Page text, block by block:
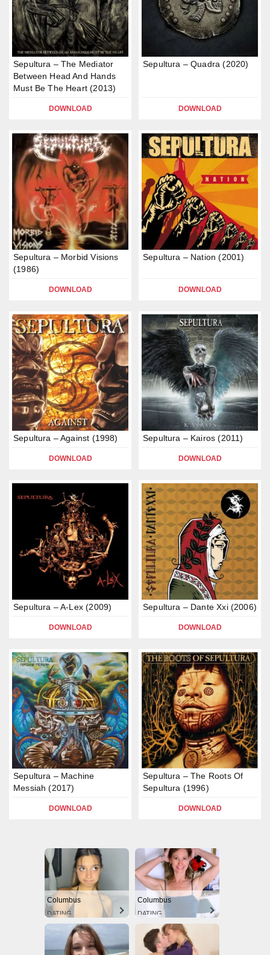
Sepultura – The Mediator
Between Head And Hands
Must Be The Heart (2013)
DOWNLOAD
Sepultura – Quadra (2020)
DOWNLOAD
Sepultura – Morbid Visions
(1986)
DOWNLOAD
Sepultura – Nation (2001)
DOWNLOAD
Sepultura – Against (1998)
DOWNLOAD
Sepultura – Kairos (2011)
DOWNLOAD
Sepultura – A-Lex (2009)
DOWNLOAD
Sepultura – Dante Xxi (2006)
DOWNLOAD
Sepultura – Machine
Messiah (2017)
DOWNLOAD
Sepultura – The Roots Of
Sepultura (1996)
DOWNLOAD
Columbus
DATING
Columbus
DATING